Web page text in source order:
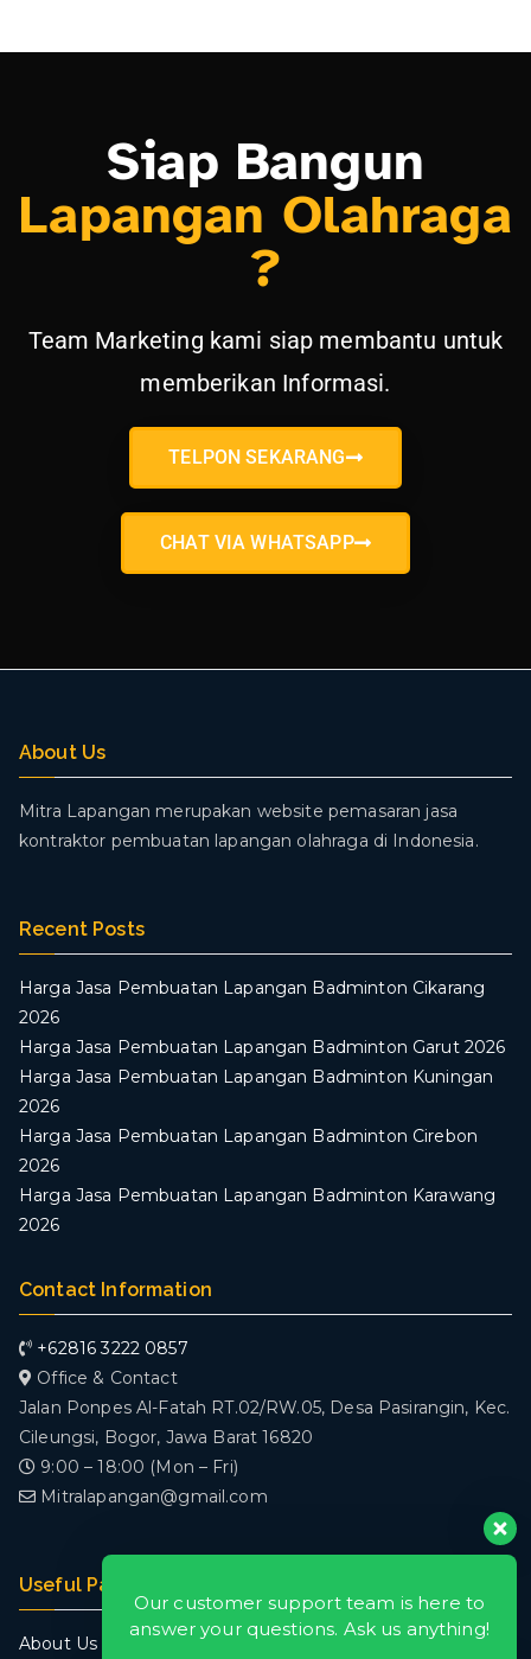
Siap Bangun
Lapangan Olahraga
?
Team Marketing kami siap membantu untuk
memberikan Informasi.
TELPON SEKARANG
CHAT VIA WHATSAPP
About Us
Mitra Lapangan merupakan website pemasaran jasa
kontraktor pembuatan lapangan olahraga di Indonesia.
Recent Posts
Harga Jasa Pembuatan Lapangan Badminton Cikarang
2026
Harga Jasa Pembuatan Lapangan Badminton Garut 2026
Harga Jasa Pembuatan Lapangan Badminton Kuningan
2026
Harga Jasa Pembuatan Lapangan Badminton Cirebon
2026
Harga Jasa Pembuatan Lapangan Badminton Karawang
2026
Contact Information
+62816 3222 0857
Office & Contact
Jalan Ponpes Al-Fatah RT.02/RW.05, Desa Pasirangin, Kec.
Cileungsi, Bogor, Jawa Barat 16820
9:00 – 18:00 (Mon – Fri)
Mitralapangan@gmail.com
Useful Pages
About Us
Our customer support team is here to
answer your questions. Ask us anything!